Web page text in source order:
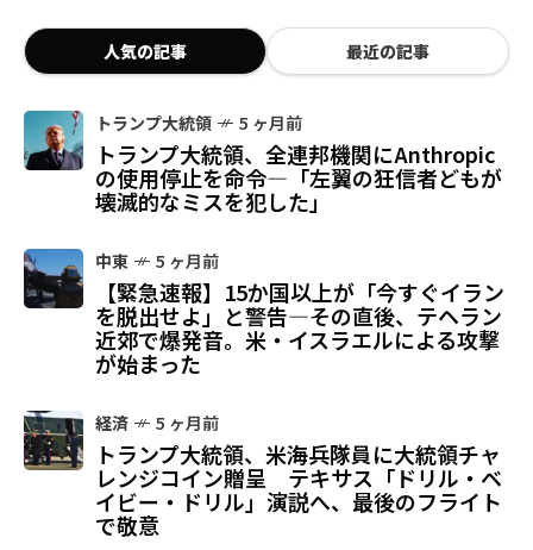
人気の記事 最近の記事
トランプ大統領 5 ヶ月前
トランプ大統領、全連邦機関にAnthropic
の使用停止を命令—「左翼の狂信者どもが
壊滅的なミスを犯した」
中東 5 ヶ月前
【緊急速報】15か国以上が「今すぐイラン
を脱出せよ」と警告—その直後、テヘラン
近郊で爆発音。米・イスラエルによる攻撃
が始まった
経済 5 ヶ月前
トランプ大統領、米海兵隊員に大統領チャ
レンジコイン贈呈 テキサス「ドリル・ベ
イビー・ドリル」演説へ、最後のフライト
で敬意